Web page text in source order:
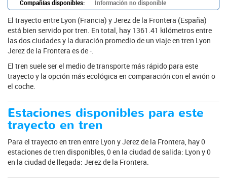
Compañías disponibles: Información no disponible
El trayecto entre Lyon (Francia) y Jerez de la Frontera (España)
está bien servido por tren. En total, hay 1361.41 kilómetros entre
las dos ciudades y la duración promedio de un viaje en tren Lyon
Jerez de la Frontera es de -.
El tren suele ser el medio de transporte más rápido para este
trayecto y la opción más ecológica en comparación con el avión o
el coche.
Estaciones disponibles para este
trayecto en tren
Para el trayecto en tren entre Lyon y Jerez de la Frontera, hay 0
estaciones de tren disponibles, 0 en la ciudad de salida: Lyon y 0
en la ciudad de llegada: Jerez de la Frontera.